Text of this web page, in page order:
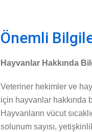
Önemli
Hayvanlar Hakkında
Veteriner hekimler ve
için hayvanlar hakkında
Hayvanların vücut
solunum sayısı,